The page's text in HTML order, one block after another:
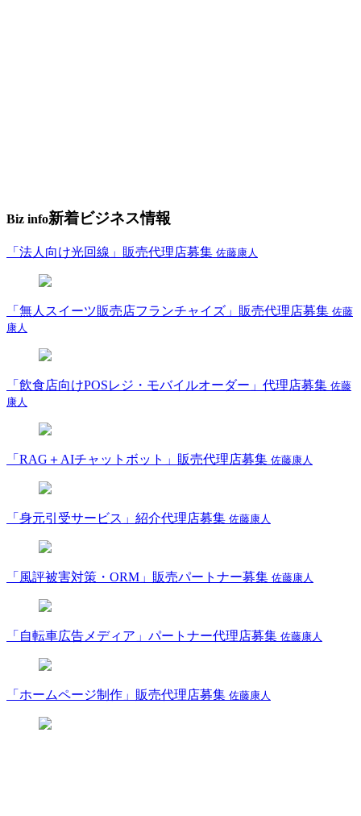
Biz info新着ビジネス情報
「法人向け光回線」販売代理店募集 佐藤康人
「無人スイーツ販売店フランチャイズ」販売代理店募集 佐藤
康人
「飲食店向けPOSレジ・モバイルオーダー」代理店募集 佐藤
康人
「RAG＋AIチャットボット」販売代理店募集 佐藤康人
「身元引受サービス」紹介代理店募集 佐藤康人
「風評被害対策・ORM」販売パートナー募集 佐藤康人
「自転車広告メディア」パートナー代理店募集 佐藤康人
「ホームページ制作」販売代理店募集 佐藤康人